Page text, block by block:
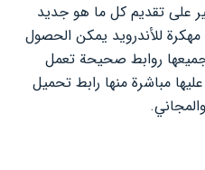
على تقديم كل ما هو جديد
للأندرويد يمكن الحصول
روابط صحيحة تعمل
مباشرة منها رابط تحميل